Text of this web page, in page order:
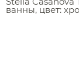
ванны, цвет: